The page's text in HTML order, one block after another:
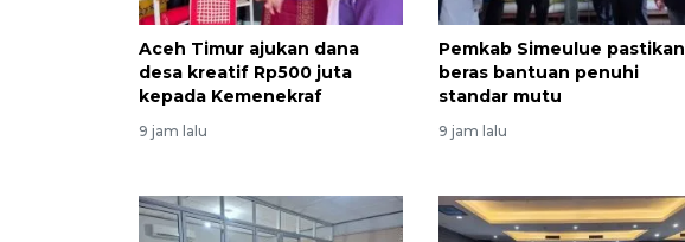
Aceh Timur ajukan dana
desa kreatif Rp500 juta
kepada Kemenekraf
9 jam lalu
Pemkab Simeulue pastikan
beras bantuan penuhi
standar mutu
9 jam lalu